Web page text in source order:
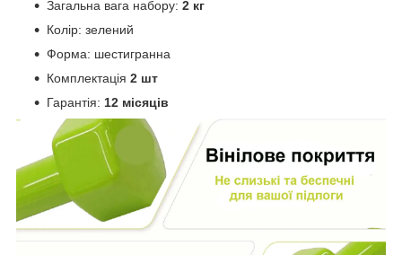
Загальна вага набору: 2 кг
Колір: зелений
Форма: шестигранна
Комплектація 2 шт
Гарантія: 12 місяців